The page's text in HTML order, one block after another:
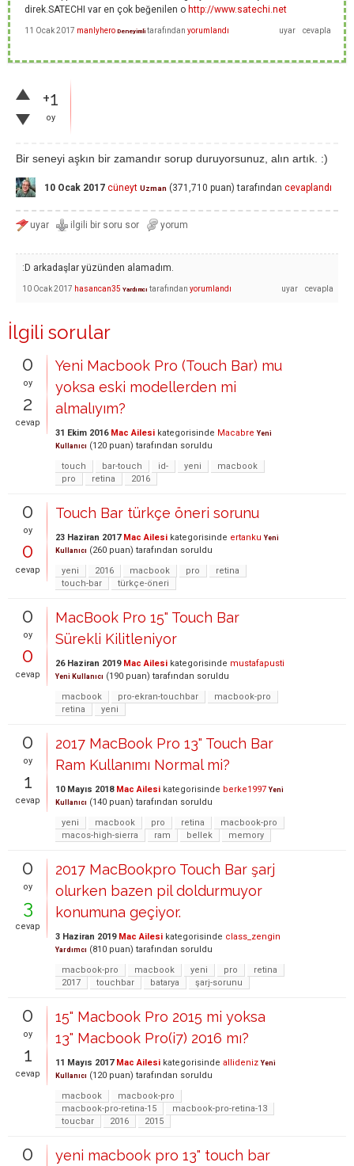
direk.SATECHI var en çok beğenilen o http://www.satechi.net
11 Ocak 2017 manlyhero Deneyimli tarafından yorumlandı
+1
oy
Bir seneyi aşkın bir zamandır sorup duruyorsunuz, alın artık. :)
10 Ocak 2017 cüneyt Uzman (371,710 puan) tarafından cevaplandı
:D arkadaşlar yüzünden alamadım.
10 Ocak 2017 hasancan35 Yardımcı tarafından yorumlandı
İlgili sorular
0
oy
2
cevap
Yeni Macbook Pro (Touch Bar) mu
yoksa eski modellerden mi
almalıyım?
31 Ekim 2016 Mac Ailesi kategorisinde Macabre Yeni
Kullanıcı (120 puan) tarafından soruldu
touch
bar-touch id- yeni
macbook
pro
retina 2016
0
oy
0
cevap
Touch Bar türkçe öneri sorunu
23 Haziran 2017 Mac Ailesi kategorisinde ertanku Yeni
Kullanıcı (260 puan) tarafından soruldu
yeni
2016 macbook pro
retina
touch-bar
türkçe-öneri
0
oy
0
cevap
MacBook Pro 15" Touch Bar
Sürekli Kilitleniyor
26 Haziran 2019 Mac Ailesi kategorisinde mustafapusti
Yeni Kullanıcı (190 puan) tarafından soruldu
macbook
pro-ekran-touchbar
macbook-pro
retina
yeni
0
oy
1
cevap
2017 MacBook Pro 13" Touch Bar
Ram Kullanımı Normal mi?
10 Mayıs 2018 Mac Ailesi kategorisinde berke1997 Yeni
Kullanıcı (140 puan) tarafından soruldu
yeni
macbook pro retina
macbook-pro
macos-high-sierra
ram bellek memory
0
oy
3
cevap
2017 MacBookpro Touch Bar şarj
olurken bazen pil doldurmuyor
konumuna geçiyor.
3 Haziran 2019 Mac Ailesi kategorisinde class_zengin
Yardımcı (810 puan) tarafından soruldu
macbook-pro
macbook yeni pro
retina
2017
touchbar batarya şarj-sorunu
0
oy
1
cevap
15" Macbook Pro 2015 mi yoksa
13" Macbook Pro(i7) 2016 mı?
11 Mayıs 2017 Mac Ailesi kategorisinde allideniz Yeni
Kullanıcı (120 puan) tarafından soruldu
macbook
macbook-pro
macbook-pro-retina-15
macbook-pro-retina-13
toucbar
2016 2015
0
yeni macbook pro 13" touch bar